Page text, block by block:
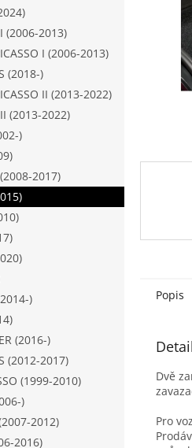
(2006-2013)
I (2006-2013)
(2018-)
II (2013-2022)
(2013-2022)
)
2017)
)
(2016-)
(2012-2017)
(1999-2010)
)
2012)
2016)
Popis
Dvě
Pro